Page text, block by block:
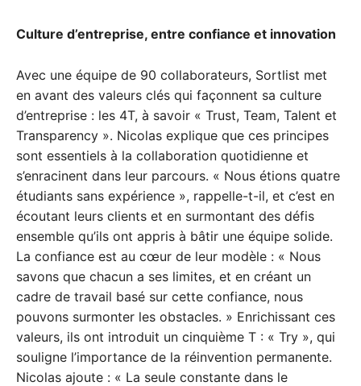
Culture d’entreprise, entre confiance et innovation
Avec une équipe de 90 collaborateurs, Sortlist met
en avant des valeurs clés qui façonnent sa culture
d’entreprise : les 4T, à savoir « Trust, Team, Talent et
Transparency ». Nicolas explique que ces principes
sont essentiels à la collaboration quotidienne et
s’enracinent dans leur parcours. « Nous étions quatre
étudiants sans expérience », rappelle-t-il, et c’est en
écoutant leurs clients et en surmontant des défis
ensemble qu’ils ont appris à bâtir une équipe solide.
La confiance est au cœur de leur modèle : « Nous
savons que chacun a ses limites, et en créant un
cadre de travail basé sur cette confiance, nous
pouvons surmonter les obstacles. » Enrichissant ces
valeurs, ils ont introduit un cinquième T : « Try », qui
souligne l’importance de la réinvention permanente.
Nicolas ajoute : « La seule constante dans le